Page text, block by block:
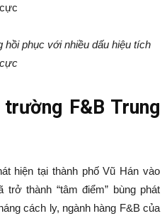
hồi phục với nhiều dấu hiệu tích
cực
F&B Trung
hiện tại thành phố Vũ Hán vào
trở thành “tâm điểm” bùng phát
cách ly, ngành hàng F&B của